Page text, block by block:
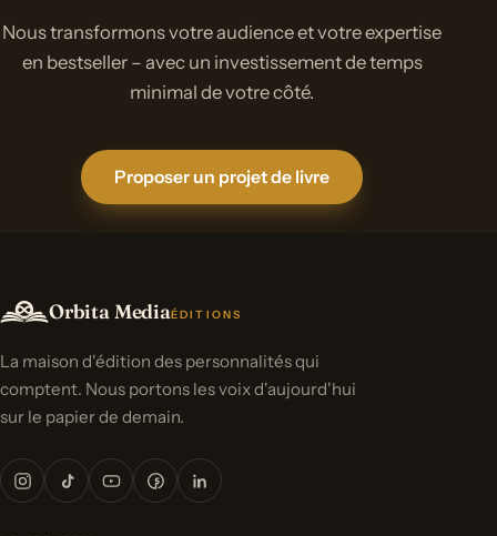
Nous transformons votre audience et votre expertise
en bestseller – avec un investissement de temps
minimal de votre côté.
Proposer un projet de livre
Orbita MediaÉDITIONS
La maison d'édition des personnalités qui
comptent. Nous portons les voix d'aujourd'hui
sur le papier de demain.